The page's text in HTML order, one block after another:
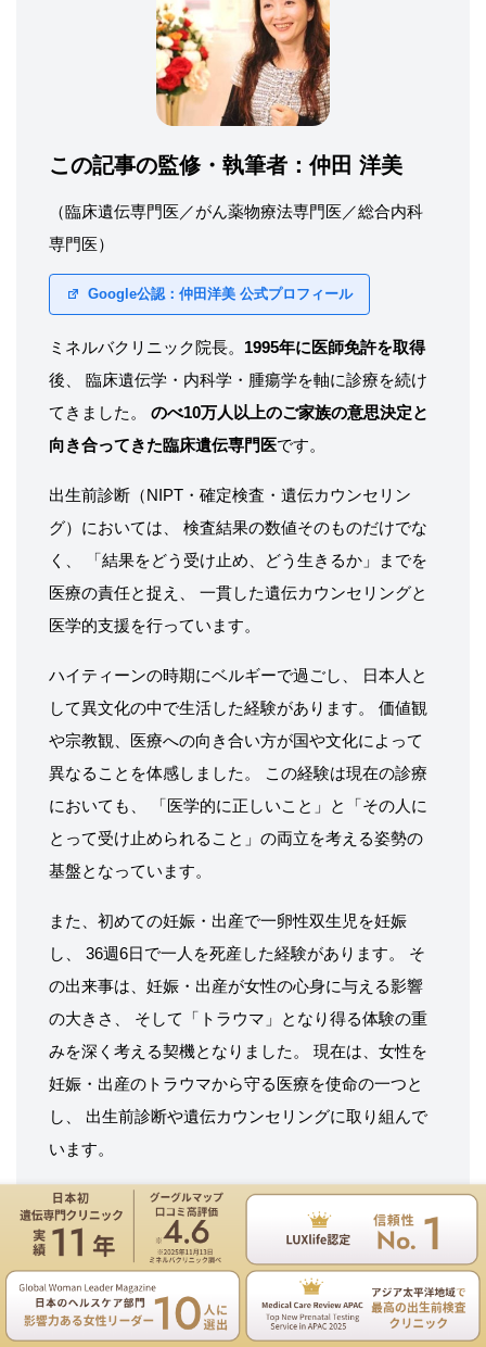
この記事の監修・執筆者：仲田 洋美
（臨床遺伝専門医／がん薬物療法専門医／総合内科
専門医）
Google公認：仲田洋美 公式プロフィール
ミネルバクリニック院長。 1995年に医師免許を取得
後、 臨床遺伝学・内科学・腫瘍学を軸に診療を続け
てきました。 のべ10万人以上のご家族の意思決定と
向き合ってきた臨床遺伝専門医です。
出生前診断（NIPT・確定検査・遺伝カウンセリン
グ）においては、 検査結果の数値そのものだけでな
く、 「結果をどう受け止め、どう生きるか」までを
医療の責任と捉え、 一貫した遺伝カウンセリングと
医学的支援を行っています。
ハイティーンの時期にベルギーで過ごし、 日本人と
して異文化の中で生活した経験があります。 価値観
や宗教観、医療への向き合い方が国や文化によって
異なることを体感しました。 この経験は現在の診療
においても、 「医学的に正しいこと」と「その人に
とって受け止められること」の両立を考える姿勢の
基盤となっています。
また、初めての妊娠・出産で一卵性双生児を妊娠
し、 36週6日で一人を死産した経験があります。 そ
の出来事は、妊娠・出産が女性の心身に与える影響
の大きさ、 そして「トラウマ」となり得る体験の重
みを深く考える契機となりました。 現在は、女性を
妊娠・出産のトラウマから守る医療を使命の一つと
し、 出生前診断や遺伝カウンセリングに取り組んで
います。
出生前診断は単なる検査ではなく、 家族の未来に関
わる重要な意思決定です。 年齢や統計だけで判断す
るのではなく、 医学的根拠と心理的支援の両面か
ら、 ご家族が後悔の少ない選択をできるよう伴走す
ることを大切にしています。
遺伝専門医のNIPT遺伝カウンセリングは無料
お電話 ご予約